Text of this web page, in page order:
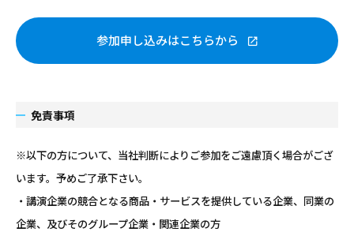
参加申し込みはこちらから
免責事項
※以下の方について、当社判断によりご参加をご遠慮頂く場合がござ
います。予めご了承下さい。
・講演企業の競合となる商品・サービスを提供している企業、同業の
企業、及びそのグループ企業・関連企業の方